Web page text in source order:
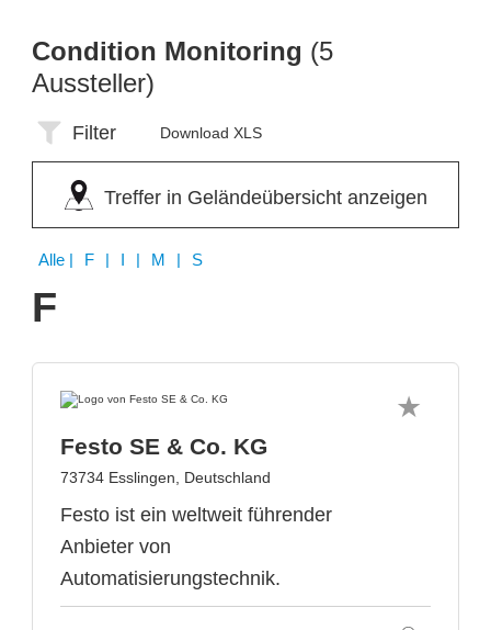
Condition Monitoring (5
Aussteller)
Filter Download XLS
Treffer in Geländeübersicht anzeigen
Alle | F | I | M | S
F
Festo SE & Co. KG
73734 Esslingen, Deutschland
Festo ist ein weltweit führender
Anbieter von
Automatisierungstechnik.